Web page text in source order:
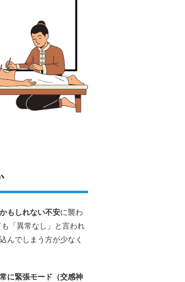
もしれない不安に襲わ
「異常なし」と言われ
んでしまう方が少なく
常に緊張モード（交感神